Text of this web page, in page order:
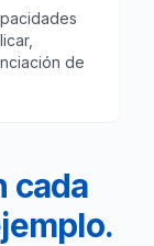
de
cada